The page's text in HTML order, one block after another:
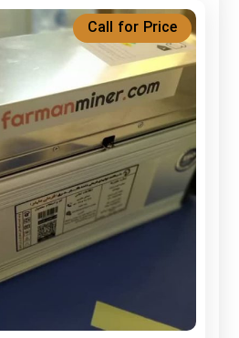
Call for Price